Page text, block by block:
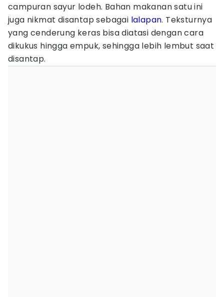
campuran sayur lodeh. Bahan makanan satu ini
juga nikmat disantap sebagai lalapan. Teksturnya
yang cenderung keras bisa diatasi dengan cara
dikukus hingga empuk, sehingga lebih lembut saat
disantap.